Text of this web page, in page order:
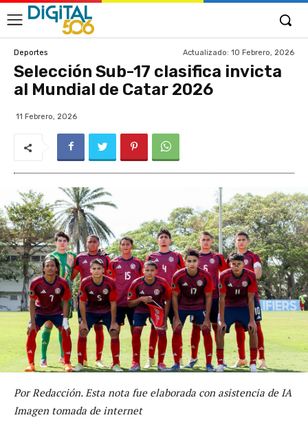
Deportes Actualizado: 10 Febrero, 2026
Selección Sub-17 clasifica invicta
al Mundial de Catar 2026
11 Febrero, 2026
Por Redacción. Esta nota fue elaborada con asistencia de IA
Imagen tomada de internet